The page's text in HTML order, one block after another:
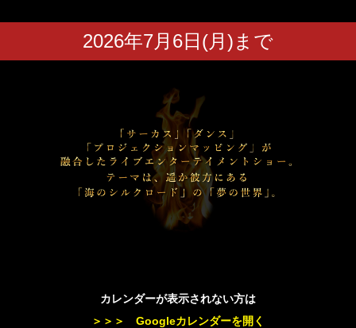
2026年7月6日(月)まで
カレンダーが表示されない方は
＞＞＞ Googleカレンダーを開く